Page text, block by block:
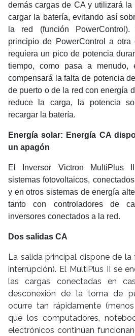
demás cargas de CA y utilizará la
cargar la batería, evitando así
la red (función
principio de PowerControl a otra
requiera un pico de potencia
tiempo, como pasa a menudo,
compensará la falta de potencia
de puerto o de la red con energía
reduce la carga, la potencia
recargar la batería.
Energía solar: Energía CA
un apagón
El Inversor Victron MultiPlus
sistemas fotovoltaicos,
y en otros sistemas de energía
tanto con controladores de
inversores conectados a la red.
Dos salidas CA
La salida principal dispone de la
interrupción). El MultiPlus II se
las cargas conectadas en
desconexión de la toma de
ocurre tan rápidamente
que los computadores,
electrónicos continúan